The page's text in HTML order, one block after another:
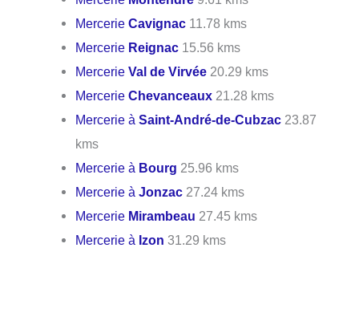
MercerieCavignac 11.78 kms
Mercerie Reignac 15.56 kms
MercerieVal de Virvée 20.29 kms
MercerieChevanceaux 21.28 kms
Mercerie àSaint-André-de-Cubzac 23.87
kms
Mercerie à Bourg 25.96 kms
Mercerie àJonzac 27.24 kms
Mercerie Mirambeau 27.45 kms
Mercerie à Izon 31.29 kms